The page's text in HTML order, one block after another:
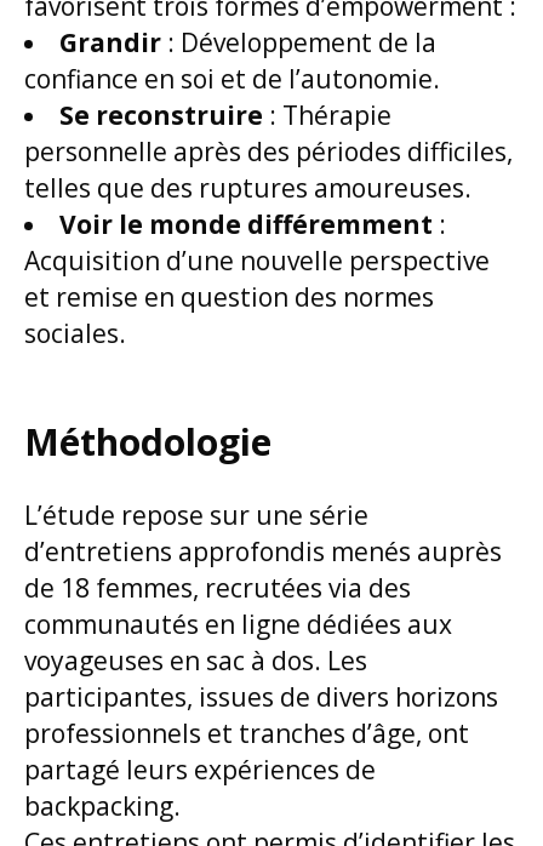
Grandir : Développement de la
confiance en soi et de l’autonomie.
Se reconstruire : Thérapie
personnelle après des périodes difficiles,
telles que des ruptures amoureuses.
Voir le monde différemment :
Acquisition d’une nouvelle perspective
et remise en question des normes
sociales.
Méthodologie
L’étude repose sur une série
d’entretiens approfondis menés auprès
de 18 femmes, recrutées via des
communautés en ligne dédiées aux
voyageuses en sac à dos. Les
participantes, issues de divers horizons
professionnels et tranches d’âge, ont
partagé leurs expériences de
backpacking.